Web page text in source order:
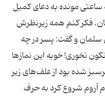
مونده به دعای کمیل
فکر کنم همه زیرنظرش
و گفت: پسر در چه
نخوری! خوبه این نماز‌ها
شده بود از علف‌های زیر
آروم شروع کرد به حرف